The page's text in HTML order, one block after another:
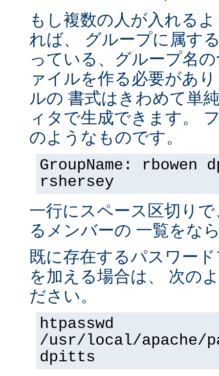
もし複数の人が入れる
れば、 グループに属す
っている、グループ名
ァイルを作る必要があ
ルの 書式はきわめて単
ィタで生成できます。
のようなものです。
GroupName: rbowen
rshersey
一行にスペース区切り
るメンバーの 一覧をな
既に存在するパスワー
を加える場合は、 次の
ださい。
htpasswd
/usr/local/apache/
dpitts